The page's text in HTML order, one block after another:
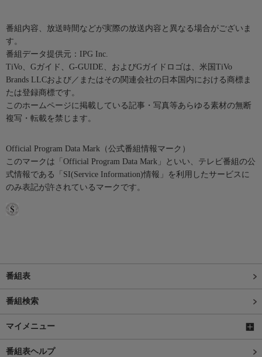
番組内容、放送時間などが実際の放送内容と異なる場合がございま
す。
番組データ提供元：IPG Inc.
TiVo、Gガイド、G-GUIDE、およびGガイドロゴは、米国TiVo
Brands LLCおよび／またはその関連会社の日本国内における商標ま
たは登録商標です。
このホームページに掲載している記事・写真等あらゆる素材の無断
複写・転載を禁じます。
Official Program Data Mark（公式番組情報マーク）
このマークは「Official Program Data Mark」といい、テレビ番組の公
式情報である「SI(Service Information)情報」を利用したサービスに
のみ表記が許されているマークです。
番組表
番組検索
マイメニュー
番組表ヘルプ